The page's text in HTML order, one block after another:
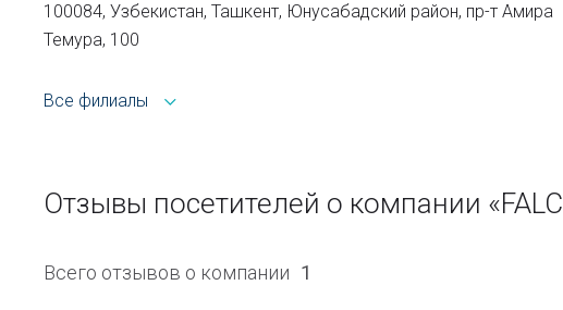
100084, Узбекистан, Ташкент, Юнусабадский район, пр-т Амира
Темура, 100
Все филиалы
Отзывы посетителей о компании
Всего отзывов о компании 1